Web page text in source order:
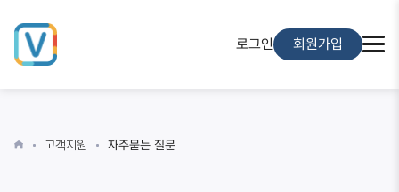
로그인 회원가입
고객지원 자주묻는 질문